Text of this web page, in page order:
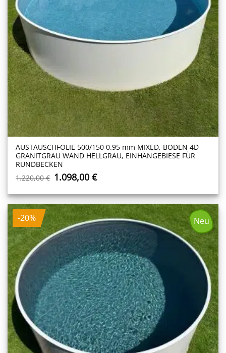
AUSTAUSCHFOLIE 500/150 0.95 mm MIXED, BODEN 4D-
GRANITGRAU WAND HELLGRAU, EINHÄNGEBIESE FÜR
RUNDBECKEN
1.220,00€ Ursprünglicher
war:
1.220,00 €
1.098,00€Aktueller
ist:
1.098,00 €.
-20% Neu